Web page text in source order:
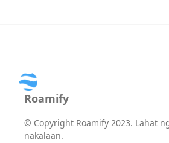
Roamify
© Copyright Roamify 2023. Lahat
nakalaan.